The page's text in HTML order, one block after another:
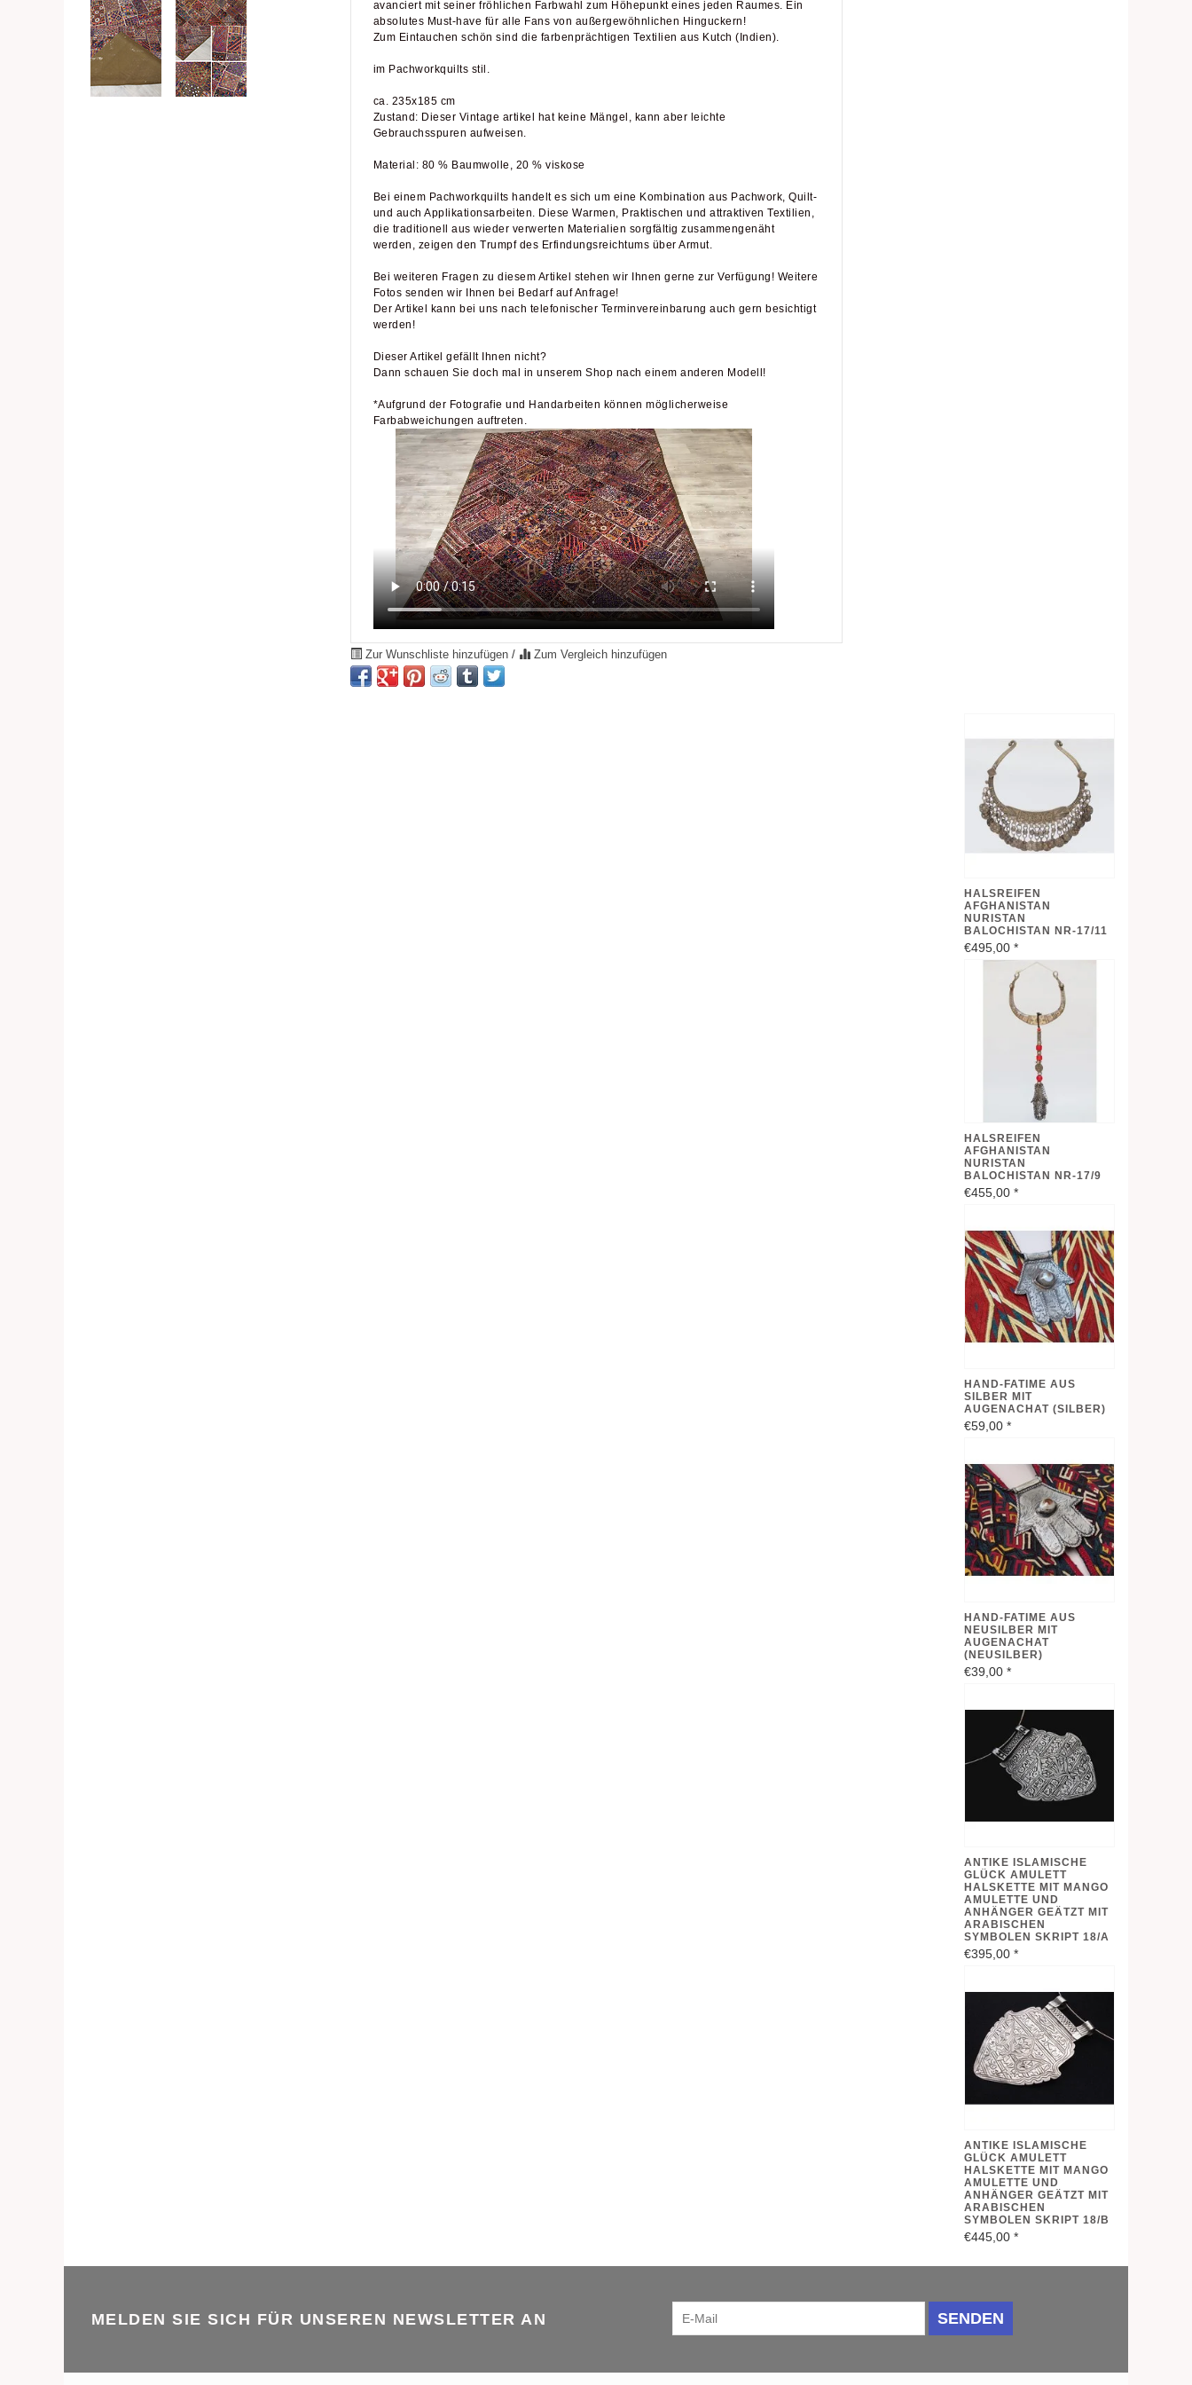
avanciert mit seiner fröhlichen Farbwahl zum Höhepunkt eines jeden Raumes. Ein
absolutes Must-have für alle Fans von außergewöhnlichen Hinguckern!
Zum Eintauchen schön sind die farbenprächtigen Textilien aus Kutch (Indien).
im Pachworkquilts stil.
ca. 235x185 cm
Zustand: Dieser Vintage artikel hat keine Mängel, kann aber leichte
Gebrauchsspuren aufweisen.
Material: 80 % Baumwolle, 20 % viskose
Bei einem Pachworkquilts handelt es sich um eine Kombination aus Pachwork, Quilt-
und auch Applikationsarbeiten. Diese Warmen, Praktischen und attraktiven Textilien,
die traditionell aus wieder verwerten Materialien sorgfältig zusammengenäht
werden, zeigen den Trumpf des Erfindungsreichtums über Armut.
Bei weiteren Fragen zu diesem Artikel stehen wir Ihnen gerne zur Verfügung! Weitere
Fotos senden wir Ihnen bei Bedarf auf Anfrage!
Der Artikel kann bei uns nach telefonischer Terminvereinbarung auch gern besichtigt
werden!
Dieser Artikel gefällt Ihnen nicht?
Dann schauen Sie doch mal in unserem Shop nach einem anderen Modell!
*Aufgrund der Fotografie und Handarbeiten können möglicherweise
Farbabweichungen auftreten.
Zur Wunschliste hinzufügen / Zum Vergleich hinzufügen
HALSREIFEN
AFGHANISTAN
NURISTAN
BALOCHISTAN NR-17/11
€495,00 *
HALSREIFEN
AFGHANISTAN
NURISTAN
BALOCHISTAN NR-17/9
€455,00 *
HAND-FATIME AUS
SILBER MIT
AUGENACHAT (SILBER)
€59,00 *
HAND-FATIME AUS
NEUSILBER MIT
AUGENACHAT
(NEUSILBER)
€39,00 *
ANTIKE ISLAMISCHE
GLÜCK AMULETT
HALSKETTE MIT MANGO
AMULETTE UND
ANHÄNGER GEÄTZT MIT
ARABISCHEN
SYMBOLEN SKRIPT 18/A
€395,00 *
ANTIKE ISLAMISCHE
GLÜCK AMULETT
HALSKETTE MIT MANGO
AMULETTE UND
ANHÄNGER GEÄTZT MIT
ARABISCHEN
SYMBOLEN SKRIPT 18/B
€445,00 *
MELDEN SIE SICH FÜR UNSEREN NEWSLETTER AN SENDEN